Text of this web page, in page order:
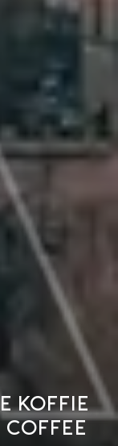
koffie
Coffee